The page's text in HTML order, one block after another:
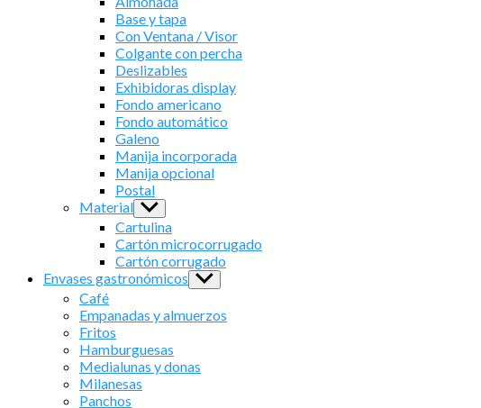
Base y tapa
Con Ventana / Visor
Colgante con percha
Deslizables
Exhibidoras display
Fondo americano
Fondo automático
Galeno
Manija incorporada
Manija opcional
Postal
Material Show
sub
menu
Cartulina
Cartón microcorrugado
Cartón corrugado
Envases gastronómicos Show
sub
Café
Empanadas y almuerzos
Fritos
Hamburguesas
Medialunas y donas
Milanesas
Panchos